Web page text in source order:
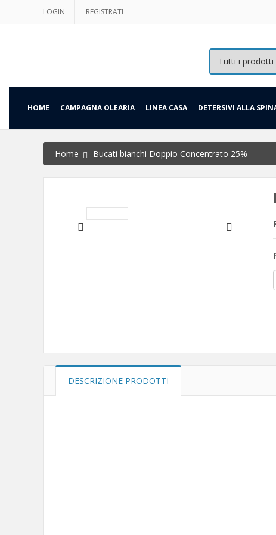
LOGIN REGISTRATI
HOME CAMPAGNA OLEARIA LINEA CASA DETERSIVI ALLA
Home Bucati bianchi Doppio Concentrato 25%
DESCRIZIONE PRODOTTI